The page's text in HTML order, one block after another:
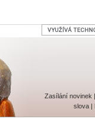
Zasílání novinek |
slova |